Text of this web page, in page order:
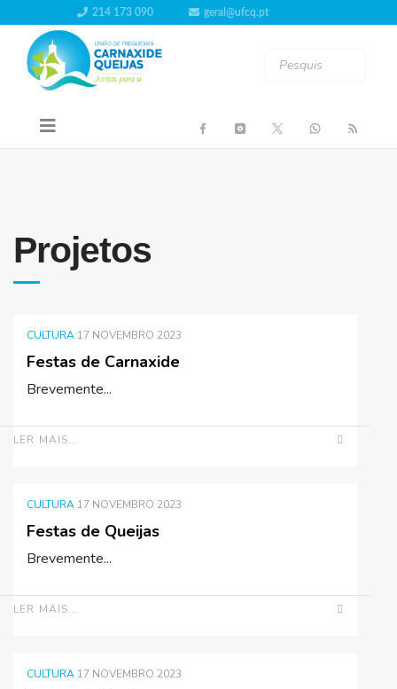
214 173 090 geral@ufcq.pt
Projetos
Festas de Carnaxide
CULTURA 17 NOVEMBRO 2023
Brevemente...
LER MAIS...
Festas de Queijas
CULTURA 17 NOVEMBRO 2023
Brevemente...
LER MAIS...
CULTURA 17 NOVEMBRO 2023